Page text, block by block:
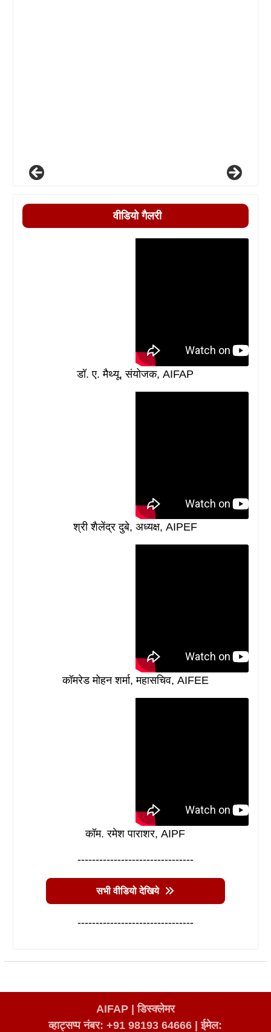
वीडियो गैलरी
डॉ. ए. मैथ्यू, संयोजक, AIFAP
श्री शैलेंद्र दुबे, अध्यक्ष, AIPEF
कॉमरेड मोहन शर्मा, महासचिव, AIFEE
कॉम. रमेश पाराशर, AIPF
--------------------------------
सभी वीडियो देखिये
--------------------------------
AIFAP |डिस्क्लेमर
व्हाट्सप्प नंबर: +91 98193 64666 |ईमेल: